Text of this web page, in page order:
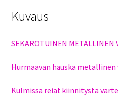
Kuvaus
SEKAROTUINEN METALLINEN
Hurmaavan hauska
Kulmissa reiät kiinnitystä